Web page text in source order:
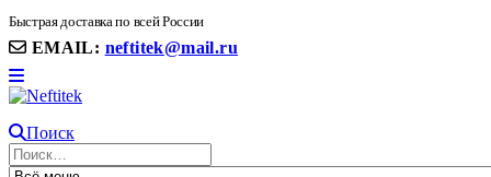
Быстрая доставка по всей России
EMAIL: neftitek@mail.ru
Поиск
8(906) 399 11 22 | 8(905)367-58-58